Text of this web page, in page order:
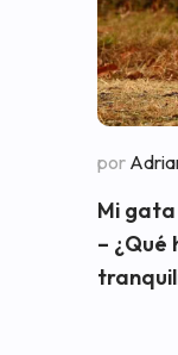
por
Mi
– ¿Qué